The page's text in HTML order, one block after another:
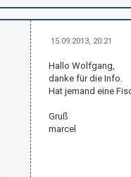
15.09.2013, 20:21
Hallo Wolfgang,
danke für die Info.
Hat jemand eine
Gruß
marcel